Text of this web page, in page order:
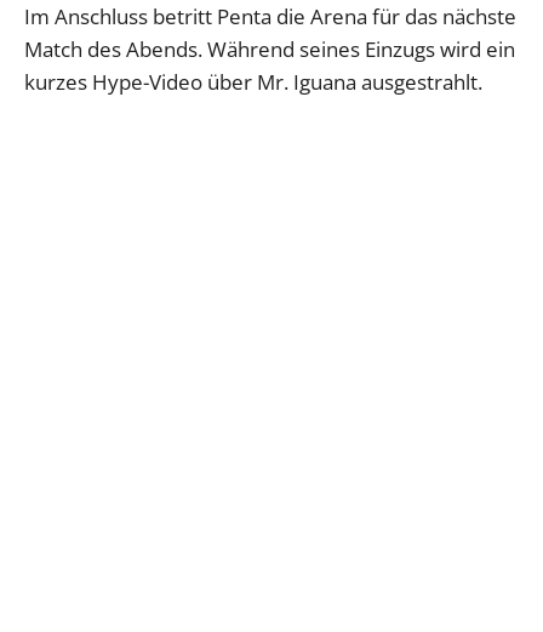
Im Anschluss betritt Penta die Arena für das nächste
Match des Abends. Während seines Einzugs wird ein
kurzes Hype-Video über Mr. Iguana ausgestrahlt.